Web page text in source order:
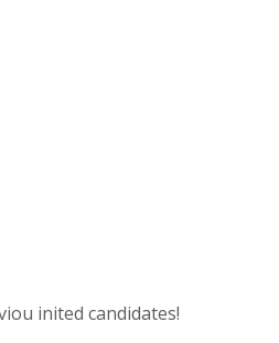
inited candidates!